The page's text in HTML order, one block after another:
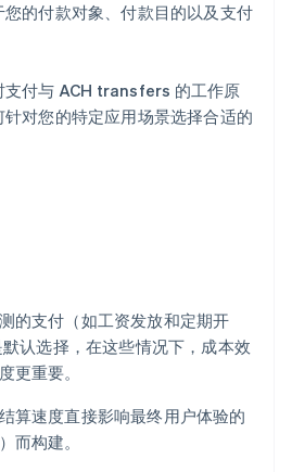
的付款对象、付款目的以及支付
支付与 ACH transfers 的工作原
对您的特定应用场景选择合适的
的支付（如工资发放和定期开
认选择，在这些情况下，成本效
更重要。
算速度直接影响最终用户体验的
而构建。